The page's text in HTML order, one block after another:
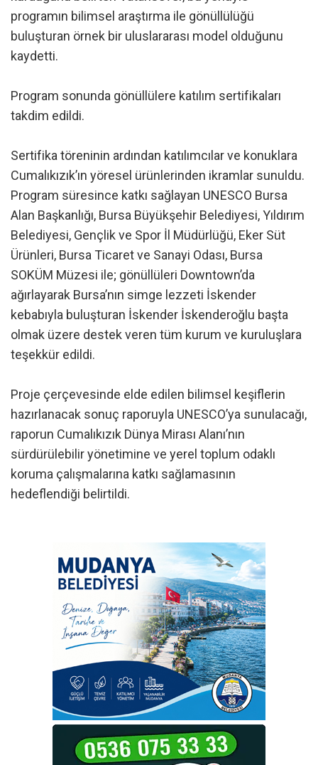
programın bilimsel araştırma ile gönüllülüğü
buluşturan örnek bir uluslararası model olduğunu
kaydetti.
Program sonunda gönüllülere katılım sertifikaları
takdim edildi.
Sertifika töreninin ardından katılımcılar ve konuklara
Cumalıkızık’ın yöresel ürünlerinden ikramlar sunuldu.
Program süresince katkı sağlayan UNESCO Bursa
Alan Başkanlığı, Bursa Büyükşehir Belediyesi, Yıldırım
Belediyesi, Gençlik ve Spor İl Müdürlüğü, Eker Süt
Ürünleri, Bursa Ticaret ve Sanayi Odası, Bursa
SOKÜM Müzesi ile; gönüllüleri Downtown’da
ağırlayarak Bursa’nın simge lezzeti İskender
kebabıyla buluşturan İskender İskenderoğlu başta
olmak üzere destek veren tüm kurum ve kuruluşlara
teşekkür edildi.
Proje çerçevesinde elde edilen bilimsel keşiflerin
hazırlanacak sonuç raporuyla UNESCO’ya sunulacağı,
raporun Cumalıkızık Dünya Mirası Alanı’nın
sürdürülebilir yönetimine ve yerel toplum odaklı
koruma çalışmalarına katkı sağlamasının
hedeflendiği belirtildi.